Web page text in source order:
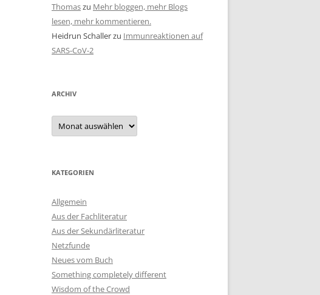
Thomaszu Mehr bloggen, mehr Blogs
lesen, mehr kommentieren.
Heidrun Schallerzu Immunreaktionen auf
SARS-CoV-2
ARCHIV
Archiv
KATEGORIEN
Allgemein
Aus der Fachliteratur
Aus der Sekundärliteratur
Netzfunde
Neues vom Buch
Something completely different
Wisdom of the Crowd